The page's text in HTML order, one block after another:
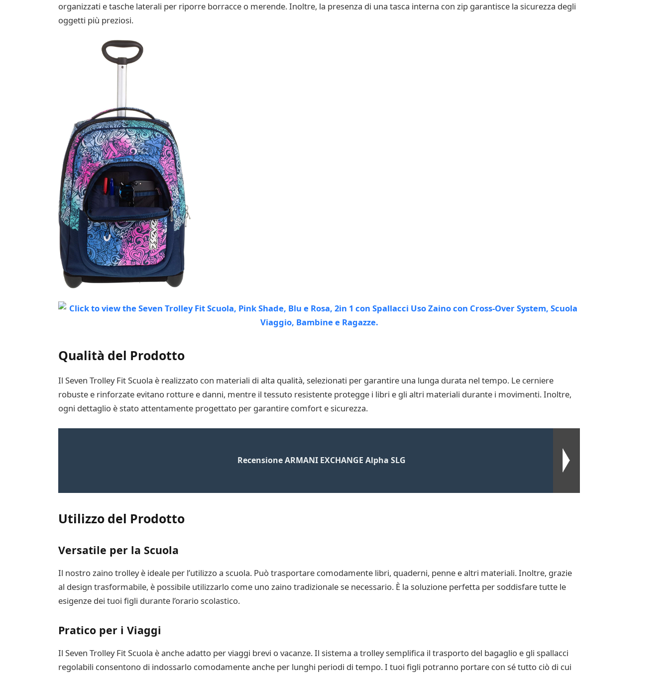
organizzati e tasche laterali per riporre borracce o merende. Inoltre, la presenza di una tasca interna con zip garantisce la sicurezza degli
oggetti più preziosi.
Qualità del Prodotto
Il Seven Trolley Fit Scuola è realizzato con materiali di alta qualità, selezionati per garantire una lunga durata nel tempo. Le cerniere
robuste e rinforzate evitano rotture e danni, mentre il tessuto resistente protegge i libri e gli altri materiali durante i movimenti. Inoltre,
ogni dettaglio è stato attentamente progettato per garantire comfort e sicurezza.
Recensione ARMANI EXCHANGE Alpha SLG
Utilizzo del Prodotto
Versatile per la Scuola
Il nostro zaino trolley è ideale per l’utilizzo a scuola. Può trasportare comodamente libri, quaderni, penne e altri materiali. Inoltre, grazie
al design trasformabile, è possibile utilizzarlo come uno zaino tradizionale se necessario. È la soluzione perfetta per soddisfare tutte le
esigenze dei tuoi figli durante l’orario scolastico.
Pratico per i Viaggi
Il Seven Trolley Fit Scuola è anche adatto per viaggi brevi o vacanze. Il sistema a trolley semplifica il trasporto del bagaglio e gli spallacci
regolabili consentono di indossarlo comodamente anche per lunghi periodi di tempo. I tuoi figli potranno portare con sé tutto ciò di cui